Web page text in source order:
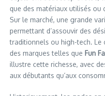
que des matériaux utilisés
Sur le marché, une grande
permettant d’assouvir des
traditionnels ou high-tech. Le
des marques telles que Fun
illustre cette richesse, avec
aux débutants qu’aux